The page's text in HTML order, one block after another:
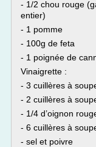
- 1/2 chou rouge
entier)
- 1 pomme
- 100g de feta
- 1 poignée de
Vinaigrette :
- 3 cuillères à
- 2 cuillères à
- 1/4 d’oignon
- 6 cuillères à
- sel et poivre